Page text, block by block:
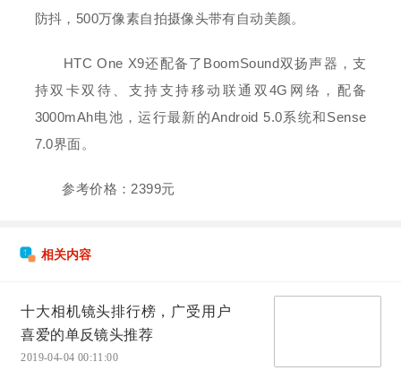
防抖，500万像素自拍摄像头带有自动美颜。
HTC One X9还配备了BoomSound双扬声器，支
持双卡双待、支持支持移动联通双4G网络，配备
3000mAh电池，运行最新的Android 5.0系统和Sense
7.0界面。
参考价格：2399元
相关内容
十大相机镜头排行榜，广受用户
喜爱的单反镜头推荐
2019-04-04 00:11:00